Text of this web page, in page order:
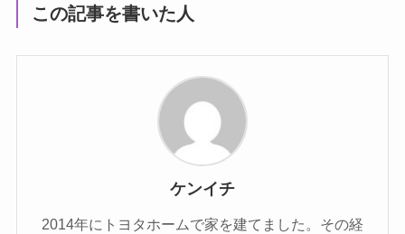
この記事を書いた人
ケンイチ
2014年にトヨタホームで家を建てました。その経